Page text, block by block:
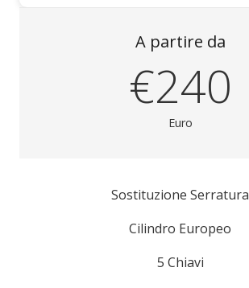
A partire da
€240
Euro
Sostituzione Serratura
Cilindro Europeo
5 Chiavi